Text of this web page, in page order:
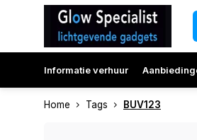
Informatie verhuur
Home Tags BUV123